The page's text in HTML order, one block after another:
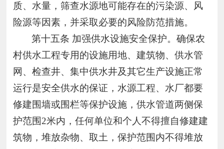
质、水量，筛查水源地可能存在的污染源、风
险源等因素，并采取必要的风险防范措施。
第十五条 加强供水设施安全保护。确保农
村供水工程专用的设施用地、建筑物、供水管
网、检查井、集中供水井及其它生产设施正常
运行是安全供水的保证，水源工程、水厂都要
修建围墙或围栏等保护设施，供水管道两侧保
护范围2米内，任何单位和个人不得擅自修建建
筑物，堆放杂物、取土，保护范围内不得堆放